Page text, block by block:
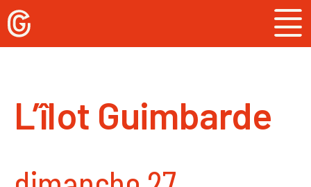
Skip
to
content
L’îlot Guimbarde